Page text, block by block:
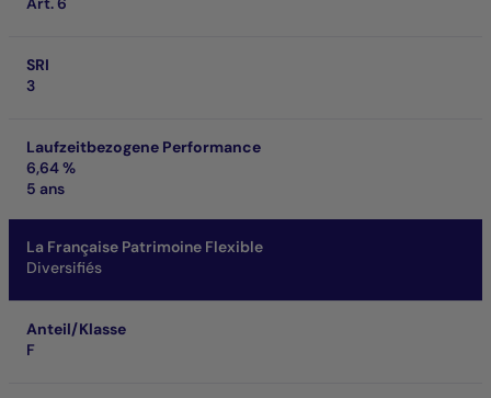
SRI
3
Laufzeitbezogene Performance
6,64 %
5 ans
La Française Patrimoine Flexible
Diversifiés
Anteil/Klasse
F